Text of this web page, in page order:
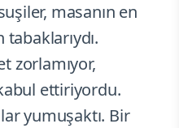
masanın en
zorlamıyor,
ettiriyordu.
yumuşaktı. Bir